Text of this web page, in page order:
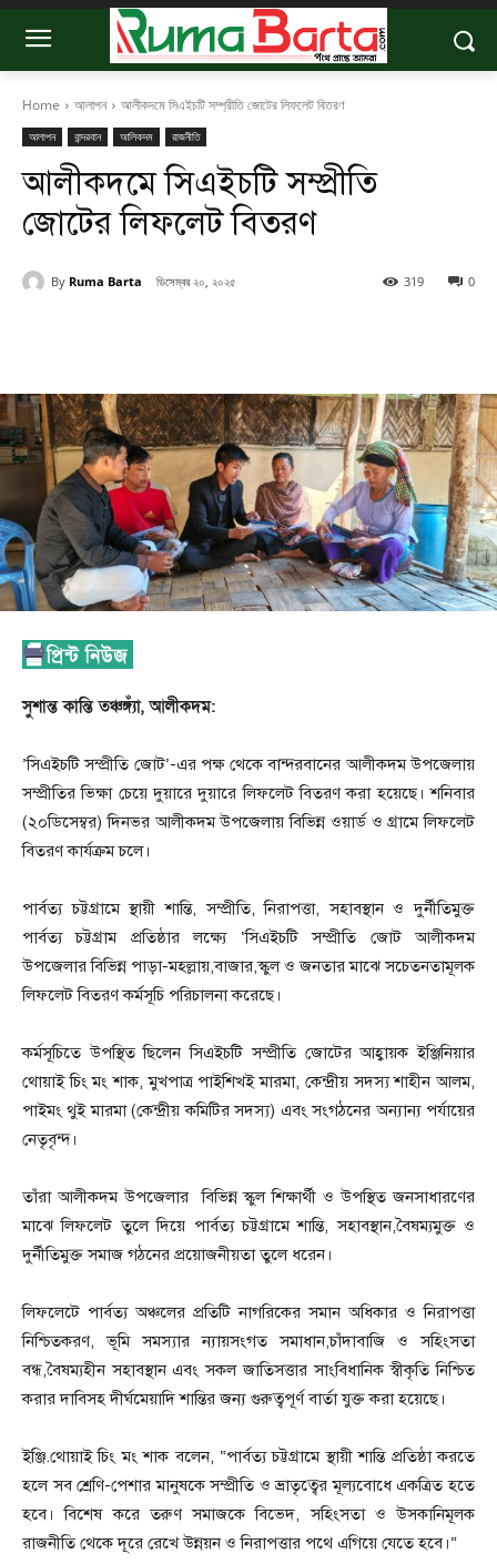
Home আলাপন আলীকদমে সিএইচটি সম্প্রীতি জোটের লিফলেট বিতরণ
আলাপন বান্দরবান আলিকদম রাজনীতি
আলীকদমে সিএইচটি সম্প্রীতি
জোটের লিফলেট বিতরণ
By Ruma Barta ডিসেম্বর ২০, ২০২৫ 0
319
সুশান্ত কান্তি তঞ্চঙ্গ্যাঁ, আলীকদম:
‎’সিএইচটি সম্প্রীতি জোট’-এর পক্ষ থেকে বান্দরবানের আলীকদম উপজেলায়
সম্প্রীতির ভিক্ষা চেয়ে দুয়ারে দুয়ারে লিফলেট বিতরণ করা হয়েছে। শনিবার
(২০ডিসেম্বর) দিনভর আলীকদম উপজেলায় বিভিন্ন ওয়ার্ড ও গ্রামে লিফলেট
বিতরণ কার্যক্রম চলে।
‎পার্বত্য চট্টগ্রামে স্থায়ী শান্তি, সম্প্রীতি, নিরাপত্তা, সহাবস্থান ও দুর্নীতিমুক্ত
পার্বত্য চট্টগ্রাম প্রতিষ্ঠার লক্ষ্যে ‘সিএইচটি সম্প্রীতি জোট আলীকদম
উপজেলার বিভিন্ন পাড়া-মহল্লায়,বাজার,স্কুল ও জনতার মাঝে সচেতনতামূলক
লিফলেট বিতরণ কর্মসূচি পরিচালনা করেছে।
‎কর্মসূচিতে উপস্থিত ছিলেন সিএইচটি সম্প্রীতি জোটের আহ্বায়ক ইঞ্জিনিয়ার
থোয়াই চিং মং শাক, মুখপাত্র পাইশিখই মারমা, কেন্দ্রীয় সদস্য শাহীন আলম,
পাইমং থুই মারমা (কেন্দ্রীয় কমিটির সদস্য) এবং সংগঠনের অন্যান্য পর্যায়ের
নেতৃবৃন্দ।
‎তাঁরা আলীকদম উপজেলার বিভিন্ন স্কুল শিক্ষার্থী ও উপস্থিত জনসাধারণের
মাঝে লিফলেট তুলে দিয়ে পার্বত্য চট্টগ্রামে শান্তি, সহাবস্থান,বৈষম্যমুক্ত ও
দুর্নীতিমুক্ত সমাজ গঠনের প্রয়োজনীয়তা তুলে ধরেন।
‎লিফলেটে পার্বত্য অঞ্চলের প্রতিটি নাগরিকের সমান অধিকার ও নিরাপত্তা
নিশ্চিতকরণ, ভূমি সমস্যার ন্যায়সংগত সমাধান,চাঁদাবাজি ও সহিংসতা
বন্ধ,বৈষম্যহীন সহাবস্থান এবং সকল জাতিসত্তার সাংবিধানিক স্বীকৃতি নিশ্চিত
করার দাবিসহ দীর্ঘমেয়াদি শান্তির জন্য গুরুত্বপূর্ণ বার্তা যুক্ত করা হয়েছে।
‎ইঞ্জি.থোয়াই চিং মং শাক বলেন, “পার্বত্য চট্টগ্রামে স্থায়ী শান্তি প্রতিষ্ঠা করতে
হলে সব শ্রেণি-পেশার মানুষকে সম্প্রীতি ও ভ্রাতৃত্বের মূল্যবোধে একত্রিত হতে
হবে। বিশেষ করে তরুণ সমাজকে বিভেদ, সহিংসতা ও উসকানিমূলক
রাজনীতি থেকে দূরে রেখে উন্নয়ন ও নিরাপত্তার পথে এগিয়ে যেতে হবে।”